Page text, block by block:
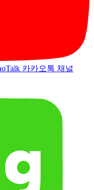
카카오톡 채널